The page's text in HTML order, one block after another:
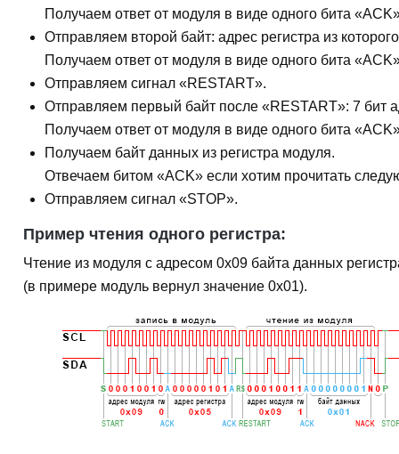
Получаем ответ от модуля в виде одного бита
Отправляем второй байт: адрес регистра из
Получаем ответ от модуля в виде одного бита
Отправляем сигнал «RESTART».
Отправляем первый байт после «RESTART»: 7 бит
Получаем ответ от модуля в виде одного бита
Получаем байт данных из регистра модуля.
Отвечаем битом «ACK» если хотим прочитать
Отправляем сигнал «STOP».
Пример чтения одного регистра:
Чтение из модуля с адресом 0x09 байта данных
(в примере модуль вернул значение 0x01).